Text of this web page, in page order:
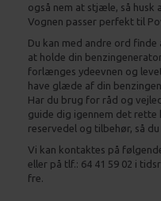
også nem at stjæle, så husk
Vognen passer perfekt til
Du kan med andre ord
at holde din
forlænges ydeevnen og
have glæde af din
Har du brug for råd og
guide dig igennem det rette
reservedel og tilbehør, så
Vi kan kontaktes på
eller på tlf.: 64 41 59 02 i
fre.